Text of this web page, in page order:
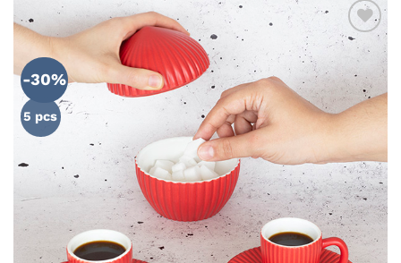
-30%
5 pcs
ADICIONAR
AOS
FAVORITOS